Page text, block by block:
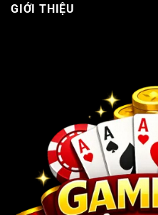
GIỚI THIỆU